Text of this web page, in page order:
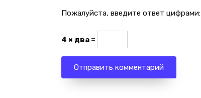
Пожалуйста, введите ответ цифрами:
4 × два =